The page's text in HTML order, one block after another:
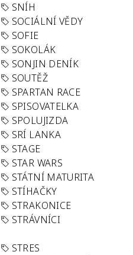
SNÍH
SOCIÁLNÍ VĚDY
SOFIE
SOKOLÁK
SONJIN DENÍK
SOUTĚŽ
SPARTAN RACE
SPISOVATELKA
SPOLUJIZDA
SRÍ LANKA
STAGE
STAR WARS
STÁTNÍ MATURITA
STÍHAČKY
STRAKONICE
STRÁVNÍCI
STRES